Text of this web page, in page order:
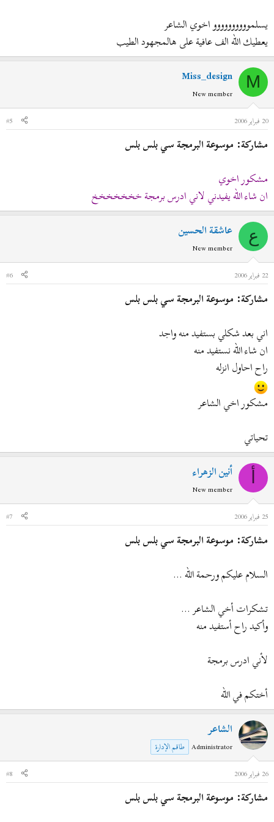
يسلموووووووووو اخوي الشاعر
يعطيك الله الف عافية على هالمجهود الطيب
M
Miss_design
New member
20 فبراير 2006
#5
مشاركة: موسوعة البرمجة سي بلس بلس
مشكور اخوي
ان شاء الله يفيدني لاني ادرس برمجة خخخخخخخ
ع عاشقة الحسين
New member
22 فبراير 2006
#6
مشاركة: موسوعة البرمجة سي بلس بلس
اني بعد شكلي بستفيد منه واجد
ان شاء الله نستفيد منه
راح احاول انزله
مشكور اخي الشاعر
تحياتي
أنين الزهراء
New member
25 فبراير 2006
#7
مشاركة: موسوعة البرمجة سي بلس بلس
السلام عليكم ورحمة الله ...
تشكرات أخي الشاعر ...
وأكيد راح أستفيد منه
لأني ادرس برمجة
أختكم في الله
الشاعر
Administrator طاقم الإدارة
26 فبراير 2006
#8
مشاركة: موسوعة البرمجة سي بلس بلس